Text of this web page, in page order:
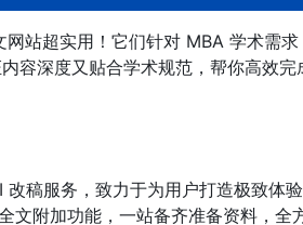
站超实用！它们针对 MBA 学术需
容深度又贴合学术规范，帮你高效
改稿服务，致力于为用户打造极致体
文附加功能，一站备齐准备资料，